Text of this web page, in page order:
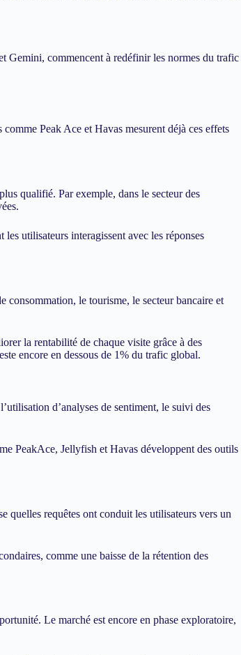
Gemini, commencent à redéfinir les normes du trafic
Peak Ace et Havas mesurent déjà ces effets
qualifié. Par exemple, dans le secteur des
utilisateurs interagissent avec les réponses
consommation, le tourisme, le secteur bancaire et
la rentabilité de chaque visite grâce à des
encore en dessous de 1% du trafic global.
d’analyses de sentiment, le suivi des
PeakAce, Jellyfish et Havas développent des outils
quelles requêtes ont conduit les utilisateurs vers un
comme une baisse de la rétention des
Le marché est encore en phase exploratoire,